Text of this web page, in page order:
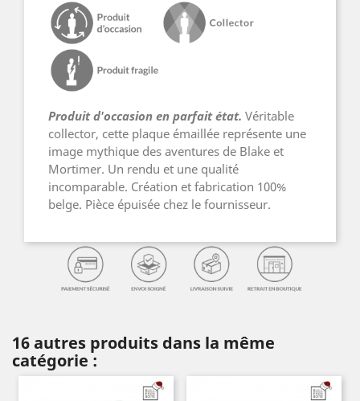
Produit d'occasion en parfait état. Véritable
collector, cette plaque émaillée représente une
image mythique des aventures de Blake et
Mortimer. Un rendu et une qualité
incomparable. Création et fabrication 100%
belge. Pièce épuisée chez le fournisseur.
16 autres produits dans la même
catégorie :